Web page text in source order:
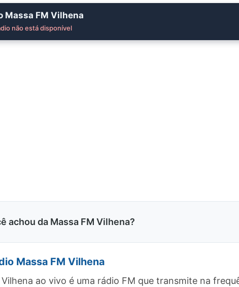
Massa FM Vilhena
não está disponível
achou da Massa FM Vilhena?
Massa FM Vilhena
Vilhena ao vivo é uma rádio FM que transmite na